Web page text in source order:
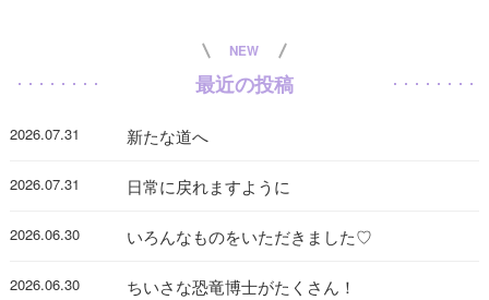
NEW
最近の投稿
2026.07.31 新たな道へ
2026.07.31 日常に戻れますように
2026.06.30 いろんなものをいただきました♡
2026.06.30 ちいさな恐竜博士がたくさん！